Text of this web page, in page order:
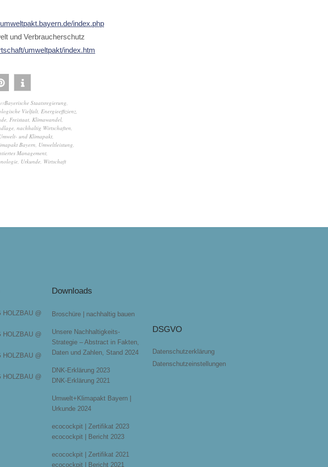
index.php
und Verbraucherschutz
umweltpakt/index.htm
Bayerische Staatsregierung,
Vielfalt, Energieeffizienz,
, Freistaat, Klimawandel,
, nachhaltig Wirtschaften,
und Klimapakt,
Bayern, Umweltleistung,
Management,
, Urkunde, Wirtschaft
HOLZBAU @
HOLZBAU @
HOLZBAU @
HOLZBAU @
Downloads
Broschüre | nachhaltig bauen
Unsere Nachhaltigkeits-
Strategie – Abstract in Fakten,
Daten und Zahlen, Stand 2024
DNK-Erklärung 2023
DNK-Erklärung 2021
Umwelt+Klimapakt Bayern |
Urkunde 2024
ecocockpit | Zertifikat 2023
ecocockpit | Bericht 2023
ecocockpit | Zertifikat 2021
ecocockpit | Bericht 2021
DSGVO
Datenschutzerklärung
Datenschutzeinstellungen